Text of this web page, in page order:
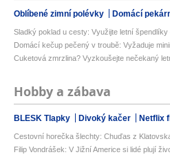
Oblíbené zimní polévky Domácí
Sladký poklad u cesty: Využijte letní špendlíky
Domácí kečup pečený v troubě: Vyžaduje
Cuketová zmrzlina? Vyzkoušejte nečekaný
Hobby a zábava
BLESK Tlapky Divoký kačer Netflix
Cestovní horečka šlechty: Chuďas z
Filip Vondrášek: V Jižní Americe si lidé plují